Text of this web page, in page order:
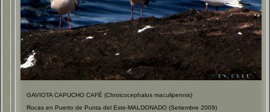
GAVIOTA CAPUCHO CAFÉ (Chroicocephalus maculipennis)
Rocas en Puerto de Punta del Este-MALDONADO (Setiembre 2009)